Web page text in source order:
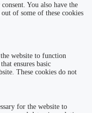
You also have the
of some of these cookies
website to function
ensures basic
These cookies do not
for the website to